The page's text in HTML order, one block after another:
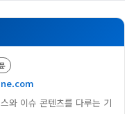
와 이슈 콘텐츠를 다루는 기